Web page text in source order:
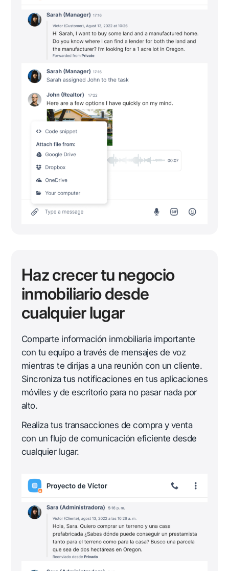
Haz crecer tu negocio
inmobiliario desde
cualquier lugar
Comparte información inmobiliaria importante
con tu equipo a través de mensajes de voz
mientras te dirijas a una reunión con un cliente.
Sincroniza tus notificaciones en tus aplicaciones
móviles y de escritorio para no pasar nada por
alto.
Realiza tus transacciones de compra y venta
con un flujo de comunicación eficiente desde
cualquier lugar.